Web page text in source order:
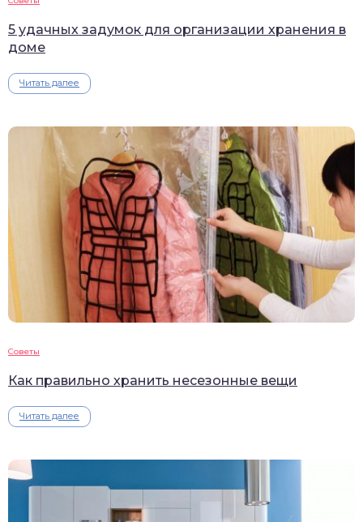
5 удачных задумок для организации хранения в
доме
Читать далее
Советы
Как правильно хранить несезонные вещи
Читать далее